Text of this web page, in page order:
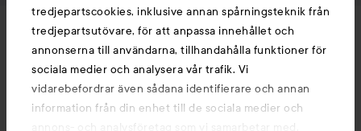
tredjepartscookies, inklusive annan spårningsteknik från
tredjepartsutövare, för att anpassa innehållet och
annonserna till användarna, tillhandahålla funktioner för
sociala medier och analysera vår trafik. Vi
vidarebefordrar även sådana identifierare och annan
information från din enhet till de sociala medier och
annons- och analysföretag som vi samarbetar med.
Nyheter och erbjudanden
Följ oss